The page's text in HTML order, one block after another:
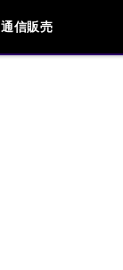
通信販売